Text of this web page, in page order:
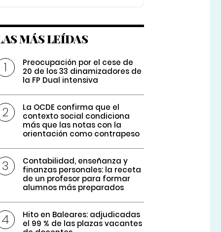
MÁS LEÍDAS
Preocupación por el cese de
20 de los 33 dinamizadores de
la FP Dual intensiva
La OCDE confirma que el
contexto social condiciona
más que las notas con la
orientación como contrapeso
Contabilidad, enseñanza y
finanzas personales: la receta
de un profesor para formar
alumnos más preparados
Hito en Baleares: adjudicadas
el 99 % de las plazas vacantes